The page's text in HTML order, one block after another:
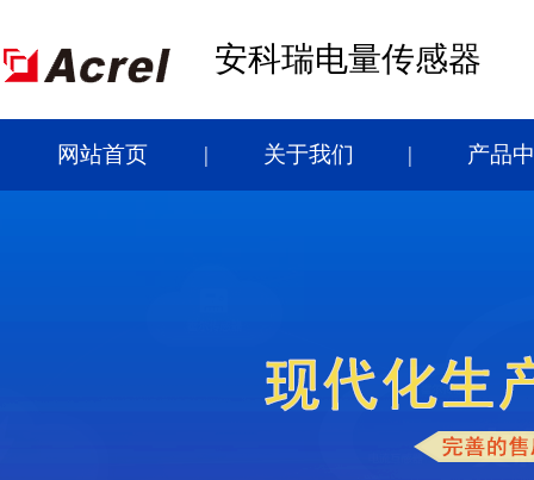
安科瑞电量传感器
网站首页 关于我们 产品